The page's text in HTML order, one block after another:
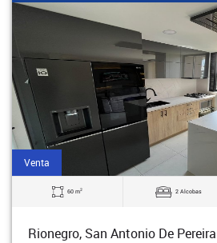
Venta
60 m2 2 Alcobas
Rionegro, San Antonio De Pereira